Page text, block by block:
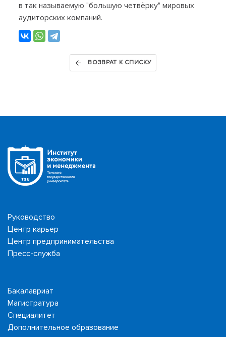
в так называемую "большую четвёрку" мировых
аудиторских компаний.
ВОЗВРАТ К СПИСКУ
Руководство
Центр карьер
Центр предпринимательства
Пресс-служба
Бакалавриат
Магистратура
Специалитет
Дополнительное образование